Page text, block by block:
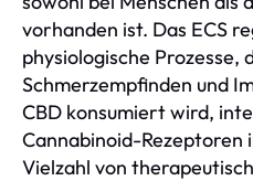
vorhanden ist. Das ECS
physiologische
Schmerzempfinden und
CBD konsumiert wird,
Cannabinoid-Rezeptoren
Vielzahl von